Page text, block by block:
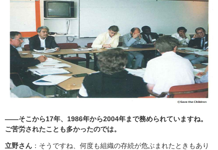
――そこから17年、1986年から2004年まで務められていますね。
ご苦労されたことも多かったのでは。
立野さん ：そうですね、何度も組織の存続が危ぶまれたときもあり